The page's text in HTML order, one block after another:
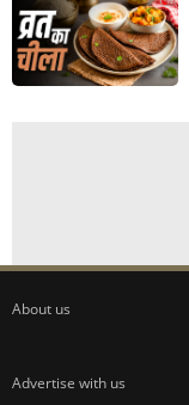
About us
Advertise with us